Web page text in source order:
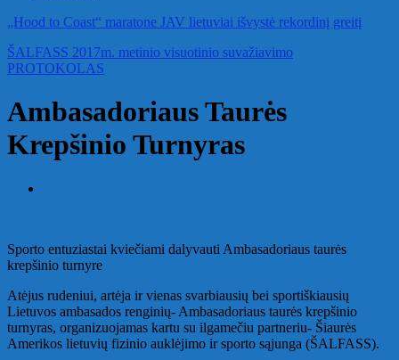
„Hood to Coast“ maratone JAV lietuviai išvystė rekordinį greitį
ŠALFASS 2017m. metinio visuotinio suvažiavimo
PROTOKOLAS
Ambasadoriaus Taurės
Krepšinio Turnyras
Sporto entuziastai kviečiami dalyvauti Ambasadoriaus taurės
krepšinio turnyre
Atėjus rudeniui, artėja ir vienas svarbiausių bei sportiškiausių
Lietuvos ambasados renginių- Ambasadoriaus taurės krepšinio
turnyras, organizuojamas kartu su ilgamečiu partneriu- Šiaurės
Amerikos lietuvių fizinio auklėjimo ir sporto sąjunga (ŠALFASS).